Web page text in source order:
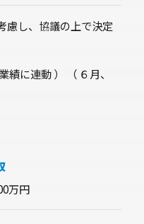
慮し、協議の上で決定
に連動 ）
（ ６月、
万円